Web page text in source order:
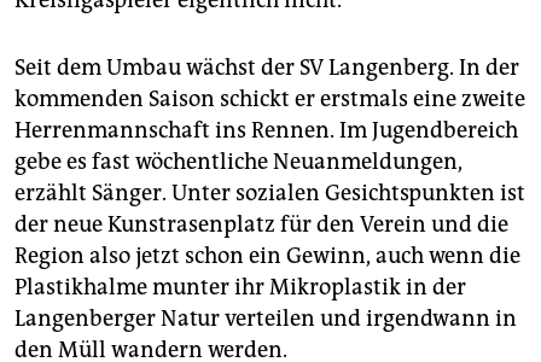
Seit dem Umbau wächst der SV Langenberg. In der
kommenden Saison schickt er erstmals eine zweite
Herrenmannschaft ins Rennen. Im Jugendbereich
gebe es fast wöchentliche Neuanmeldungen,
erzählt Sänger. Unter sozialen Gesichtspunkten ist
der neue Kunstrasenplatz für den Verein und die
Region also jetzt schon ein Gewinn, auch wenn die
Plastikhalme munter ihr Mikroplastik in der
Langenberger Natur verteilen und irgendwann in
den Müll wandern werden.